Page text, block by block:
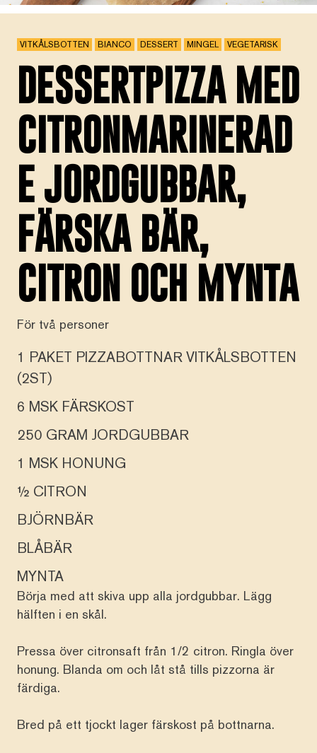
VITKÅLSBOTTEN BIANCO DESSERT MINGEL VEGETARISK
DESSERTPIZZA MED
CITRONMARINERAD
E JORDGUBBAR,
FÄRSKA BÄR,
CITRON OCH MYNTA
För två personer
1 PAKET PIZZABOTTNAR VITKÅLSBOTTEN
(2ST)
6 MSK FÄRSKOST
250 GRAM JORDGUBBAR
1 MSK HONUNG
½ CITRON
BJÖRNBÄR
BLÅBÄR
MYNTA
Börja med att skiva upp alla jordgubbar. Lägg
hälften i en skål.
Pressa över citronsaft från 1/2 citron. Ringla över
honung. Blanda om och låt stå tills pizzorna är
färdiga.
Bred på ett tjockt lager färskost på bottnarna.